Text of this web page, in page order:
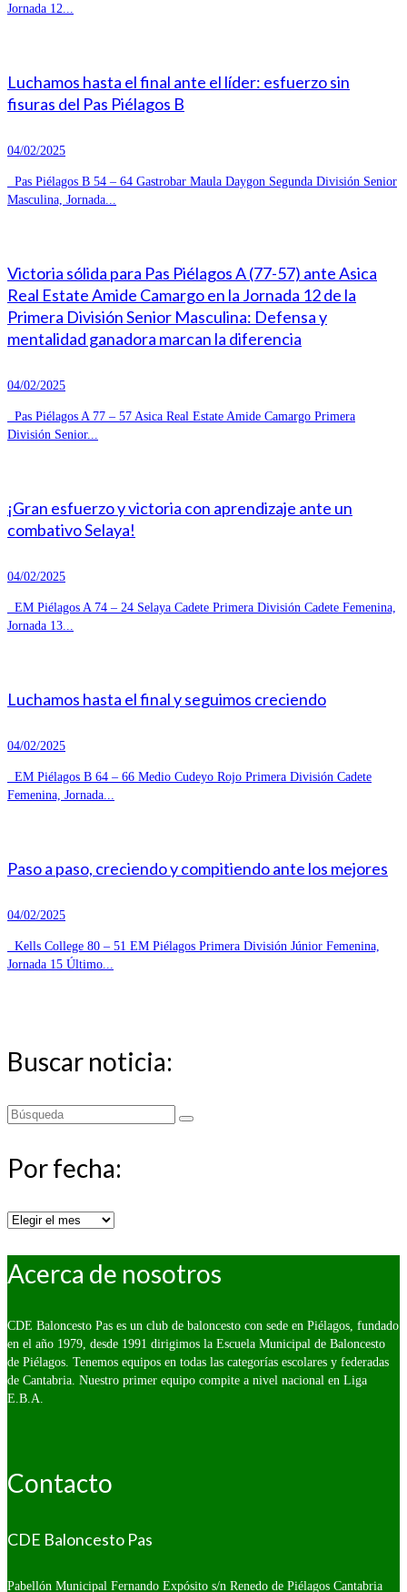
Jornada 12...
Luchamos hasta el final ante el líder: esfuerzo sin
fisuras del Pas Piélagos B
04/02/2025
Pas Piélagos B 54 – 64 Gastrobar Maula Daygon Segunda División Senior
Masculina, Jornada...
Victoria sólida para Pas Piélagos A (77-57) ante Asica
Real Estate Amide Camargo en la Jornada 12 de la
Primera División Senior Masculina: Defensa y
mentalidad ganadora marcan la diferencia
04/02/2025
Pas Piélagos A 77 – 57 Asica Real Estate Amide Camargo Primera
División Senior...
¡Gran esfuerzo y victoria con aprendizaje ante un
combativo Selaya!
04/02/2025
EM Piélagos A 74 – 24 Selaya Cadete Primera División Cadete Femenina,
Jornada 13...
Luchamos hasta el final y seguimos creciendo
04/02/2025
EM Piélagos B 64 – 66 Medio Cudeyo Rojo Primera División Cadete
Femenina, Jornada...
Paso a paso, creciendo y compitiendo ante los mejores
04/02/2025
Kells College 80 – 51 EM Piélagos Primera División Júnior Femenina,
Jornada 15 Último...
Buscar noticia:
Buscar
Por fecha:
Por
Acerca de nosotros
CDE Baloncesto Pas es un club de baloncesto con sede en Piélagos, fundado
en el año 1979, desde 1991 dirigimos la Escuela Municipal de Baloncesto
de Piélagos. Tenemos equipos en todas las categorías escolares y federadas
de Cantabria. Nuestro primer equipo compite a nivel nacional en Liga
E.B.A.
Contacto
CDE Baloncesto Pas
Pabellón Municipal Fernando Expósito s/n Renedo de Piélagos Cantabria